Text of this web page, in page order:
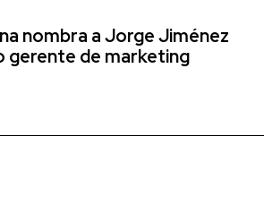
nombra a Jorge Jiménez
gerente de marketing